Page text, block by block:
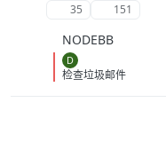
35 151
NODEBB
D
检查垃圾邮件